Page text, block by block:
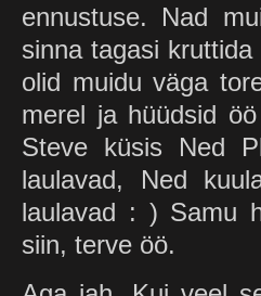
ennustuse. Nad
sinna tagasi
olid muidu väga
merel ja hüüdsid
Steve küsis Ned
laulavad, Ned
laulavad : ) Samu
siin, terve öö.